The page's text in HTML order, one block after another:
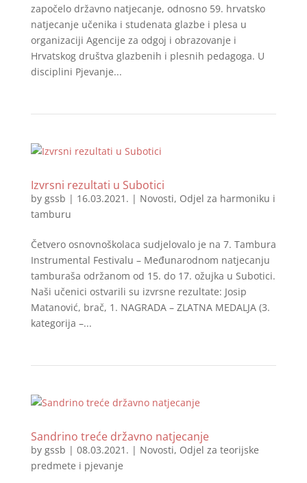
započelo državno natjecanje, odnosno 59. hrvatsko
natjecanje učenika i studenata glazbe i plesa u
organizaciji Agencije za odgoj i obrazovanje i
Hrvatskog društva glazbenih i plesnih pedagoga. U
disciplini Pjevanje...
Izvrsni rezultati u Subotici
by gssb | 16.03.2021. | Novosti, Odjel za harmoniku i
tamburu
Četvero osnovnoškolaca sudjelovalo je na 7. Tambura
Instrumental Festivalu – Međunarodnom natjecanju
tamburaša održanom od 15. do 17. ožujka u Subotici.
Naši učenici ostvarili su izvrsne rezultate: Josip
Matanović, brač, 1. NAGRADA – ZLATNA MEDALJA (3.
kategorija –...
Sandrino treće državno natjecanje
by gssb | 08.03.2021. | Novosti, Odjel za teorijske
predmete i pjevanje